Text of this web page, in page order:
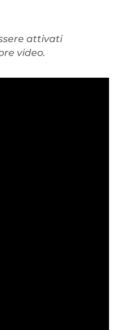
attivati
video.